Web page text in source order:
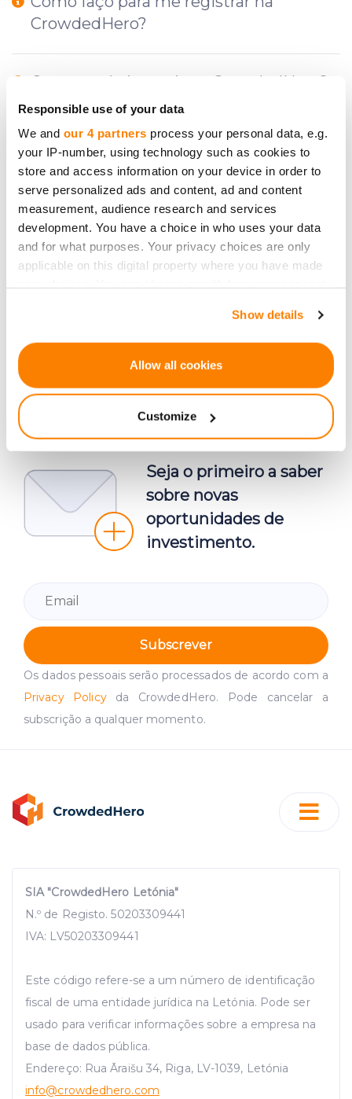
Responsible use of your data
We and our 4 partners process your personal data, e.g.
your IP-number, using technology such as cookies to
store and access information on your device in order to
serve personalized ads and content, ad and content
measurement, audience research and services
development. You have a choice in who uses your data
and for what purposes. Your privacy choices are only
applicable on this digital property where you have made
If you allow, we would also like to:
Identify your device by actively scanning it for
Find out more about how your personal data is processed
and set your preferences in the details section
We use cookies to provide website functionality, analyse
traffic data, display customized page content and
Show details
Allow all cookies
Customize
CrowdedHero?
Quem pode investir na CrowdedHero?
Quais informações preciso fornecer
durante o processo de due diligence?
Há setores específicos nos quais a
CrowdedHero se concentra?
Precisa de ajuda adicional?
Contacte-nos.
Seja o primeiro a saber
sobre novas
oportunidades de
investimento.
Subscrever
Os dados pessoais serão processados de acordo com a
Privacy Policyda CrowdedHero. Pode cancelar a
subscrição a qualquer momento.
SIA "CrowdedHero Letónia"
N.º de Registo. 50203309441
IVA: LV50203309441
Este código refere-se a um número de identificação
fiscal de uma entidade jurídica na Letónia. Pode ser
usado para verificar informações sobre a empresa na
base de dados pública.
Endereço: Rua Āraišu 34, Riga, LV-1039, Letónia
info@crowdedhero.com